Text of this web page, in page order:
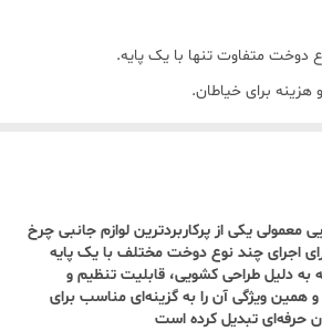
دوخت متفاوت تنها با یک پایه.
هزینه برای خیاطان.
صنعتی
مدل‌های راسته‌دوز.
لرزش.
3 کاره کشویی معمولی یکی از پرکاربردترین لوازم جانبی چرخ
اجرای چند نوع دوخت مختلف با یک پایه
دلیل طراحی کشویی، قابلیت تنظیم و
همین ویژگی آن را به گزینه‌ای مناسب برای
حرفه‌ای تبدیل کرده است